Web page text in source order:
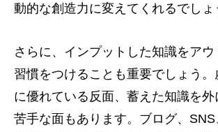
動的な創造力に変えてくれるでしょ
さらに、インプットした知識をアウ
習慣をつけることも重要でしょう。
に優れている反面、蓄えた知識を
苦手な面もあります。ブログ、